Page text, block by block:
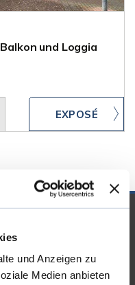
und Anzeigen zu
Medien anbieten
und Loggia